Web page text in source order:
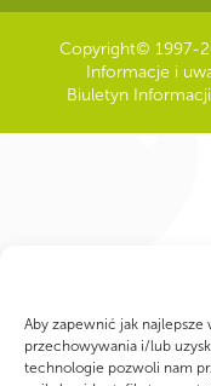
Aby zapewnić jak
przechowywania i/lub
technologie pozwoli nam
Copyright© 1997-
Informacje i
Biuletyn